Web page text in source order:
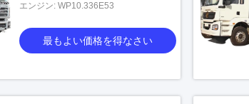
エンジン: WP10.336E53
最もよい価格を得なさい